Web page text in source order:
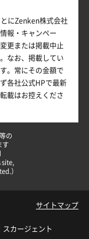
にZenken株式会社
報・キャンペー
更または掲載中止
なお、掲載してい
。常にその金額で
各社公式HPで最新
載はお控えくださ
の
す
）
サイトマップ
カージェント